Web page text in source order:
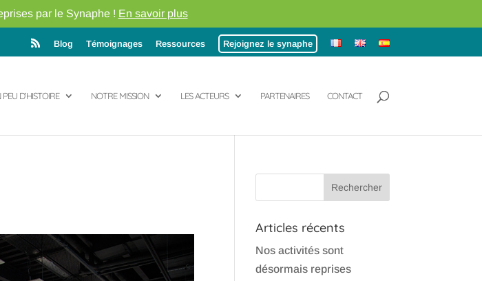
par le Synaphe ! En savoir plus
Blog Témoignages Ressources Rejoignez le synaphe
PEU D’HISTOIRE NOTRE MISSION LES ACTEURS PARTENAIRES CONTACT
Articles récents
Nos activités sont
désormais reprises